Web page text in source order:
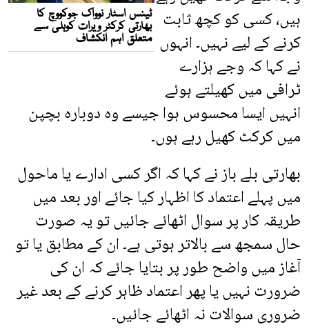
ہیں، کسی کو کچھ ثابت
کرنے کے لیے نہیں۔ انہوں
نے کہا کہ وجے ہزارے
ٹرافی میں کھیلتے ہوئے
انہیں ایسا محسوس ہوا جیسے وہ دوبارہ بچپن
میں کرکٹ کھیل رہے ہوں۔
بھارتی بلے باز نے کہا کہ اگر کسی ادارے یا ماحول
میں پہلے اعتماد کا اظہار کیا جائے اور بعد میں
طریقہ کار پر سوال اٹھائے جائیں تو یہ صورت
حال سمجھ سے بالاتر ہوتی ہے۔ ان کے مطابق یا تو
آغاز میں واضح طور پر بتایا جائے کہ ان کی
ضرورت نہیں یا پھر اعتماد ظاہر کرنے کے بعد غیر
ضروری سوالات نہ اٹھائے جائیں۔